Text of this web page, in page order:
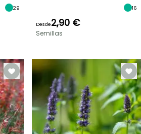
BULBOS
29 16
Desde2,90 €
Semillas